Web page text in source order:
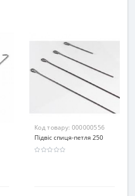
Код товару: 000000556
Підвіс спиця-петля 250